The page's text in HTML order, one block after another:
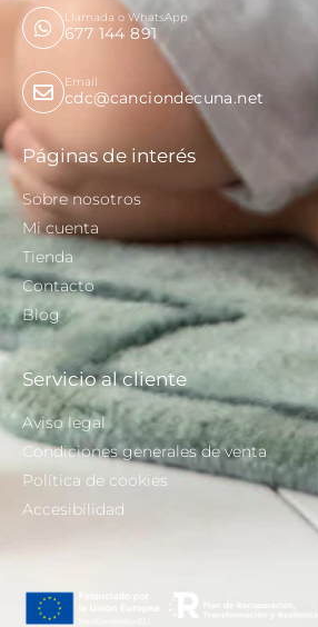
Llamada o WhatsApp
677 144 891
Email
cdc@canciondecuna.net
Páginas de interés
Sobre nosotros
Mi cuenta
Tienda
Contacto
Blog
Servicio al cliente
Aviso legal
Condiciones generales de venta
Política de cookies
Accesibilidad